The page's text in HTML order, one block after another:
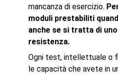
mancanza di esercizio.
moduli prestabiliti
anche se si tratta di
resistenza.
Ogni test, intellettuale o
le capacità che avete in